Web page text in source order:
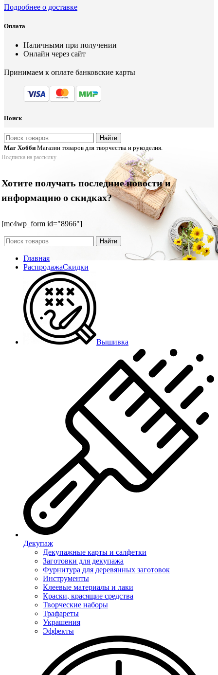
Подробнее о доставке
Оплата
Наличными при получении
Онлайн через сайт
Принимаем к оплате банковские карты
Поиск
Найти
Маг Хобби Магазин товаров для творчества и рукоделия.
Подписка на рассылку
Хотите получать последние новости и
информацию о скидках?
[mc4wp_form id="8966"]
Найти
Главная
РаспродажаСкидки
Вышивка
Декупаж
Декупажные карты и салфетки
Заготовки для декупажа
Фурнитура для деревянных заготовок
Инструменты
Клеевые материалы и лаки
Краски, красящие средства
Творческие наборы
Трафареты
Украшения
Эффекты